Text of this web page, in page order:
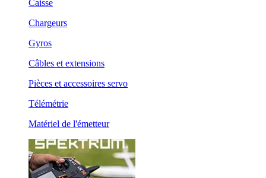
Caisse
Chargeurs
Gyros
Câbles et extensions
Pièces et accessoires servo
Télémétrie
Matériel de l'émetteur